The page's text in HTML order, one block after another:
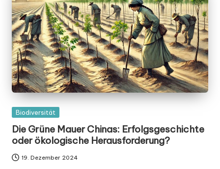
Posted
Biodiversität
Die Grüne Mauer Chinas: Erfolgsgeschichte
oder ökologische Herausforderung?
19. Dezember 2024